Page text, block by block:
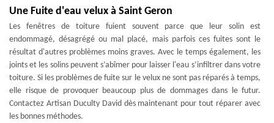
Une Fuite d'eau velux à Saint Geron
Les fenêtres de toiture fuient souvent parce que leur solin est
endommagé, désagrégé ou mal placé, mais parfois ces fuites sont le
résultat d'autres problèmes moins graves. Avec le temps également, les
joints et les solins peuvent s’abîmer pour laisser l'eau s’infiltrer dans votre
toiture. Si les problèmes de fuite sur le velux ne sont pas réparés à temps,
elle risque de provoquer beaucoup plus de dommages dans le futur.
Contactez Artisan Duculty David dès maintenant pour tout réparer avec
les bonnes méthodes.